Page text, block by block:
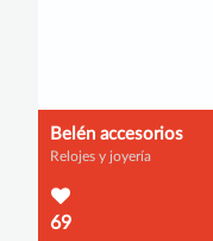
Belén accesorios
Relojes y joyería
69